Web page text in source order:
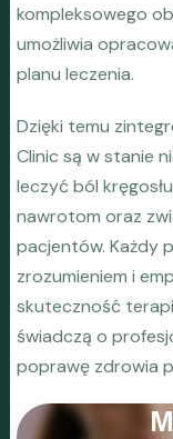
kompleksowego
umożliwia
planu leczenia.
Dzięki temu
Clinic są w stanie
leczyć ból
nawrotom oraz
pacjentów. Każdy
zrozumieniem i
skuteczność
świadczą o
poprawę zdrowia